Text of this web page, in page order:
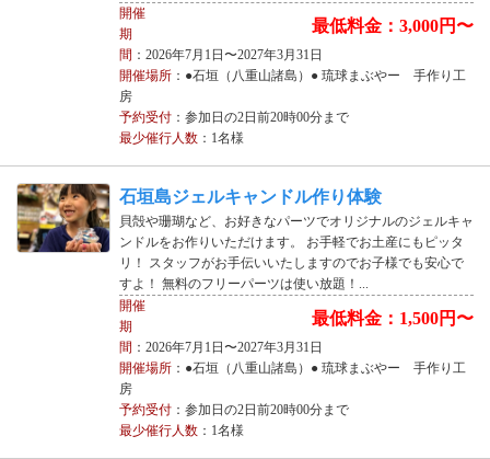
最低料金：3,000円〜
開催
期
間 ：2026年7月1日〜2027年3月31日
開催場所：●石垣（八重山諸島）● 琉球まぶやー 手作り工
房
予約受付：参加日の2日前20時00分まで
最少催行人数：1名様
石垣島ジェルキャンドル作り体験
貝殻や珊瑚など、お好きなパーツでオリジナルのジェルキャ
ンドルをお作りいただけます。 お手軽でお土産にもピッタ
リ！ スタッフがお手伝いいたしますのでお子様でも安心で
すよ！ 無料のフリーパーツは使い放題！...
最低料金：1,500円〜
開催
期
間 ：2026年7月1日〜2027年3月31日
開催場所：●石垣（八重山諸島）● 琉球まぶやー 手作り工
房
予約受付：参加日の2日前20時00分まで
最少催行人数：1名様